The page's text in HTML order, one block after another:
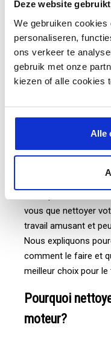
Deze website
We gebruiken
personaliseren,
ons verkeer te
gebruik met onze
kiezen of alle cookies
Alle
Découvrez
nettoyant
vous pensez
vous que nettoyer
travail amusant et
Nous expliquons
comment le faire et
meilleur choix pour le
Pourquoi
moteur?